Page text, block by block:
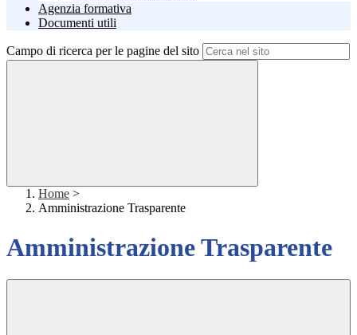
Agenzia formativa
Documenti utili
Campo di ricerca per le pagine del sito
Home >
Amministrazione Trasparente
Amministrazione Trasparente